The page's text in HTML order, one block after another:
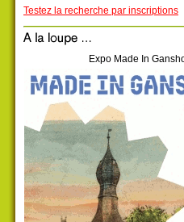
Testez la recherche par inscriptions
Expo Made In